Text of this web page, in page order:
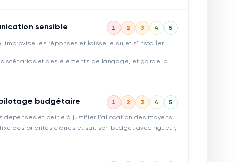
sensible 1 2 3 4 5
improvise les réponses et laisse le sujet s'installer
scénarios et des éléments de langage, et garde la
budgétaire 1 2 3 4 5
dépenses et peine à justifier l'allocation des moyens.
des priorités claires et suit son budget avec rigueur,